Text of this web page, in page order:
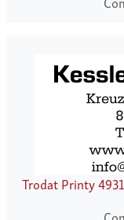
Trodat Printy